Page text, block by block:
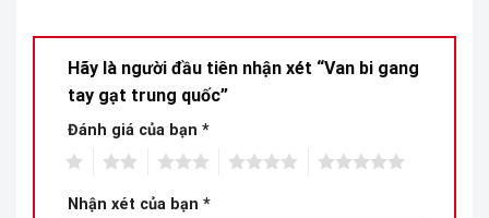
Hãy là người đầu tiên nhận xét “Van bi gang
tay gạt trung quốc”
Đánh giá của bạn *
Nhận xét của bạn *